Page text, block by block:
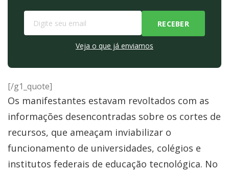
Veja o que já enviamos
[/g1_quote]
Os manifestantes estavam revoltados com as
informações desencontradas sobre os cortes de
recursos, que ameaçam inviabilizar o
funcionamento de universidades, colégios e
institutos federais de educação tecnológica. No